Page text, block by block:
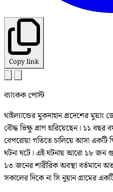
Copy link
ব্যাংকক পোস্ট
থাইল্যান্ডের মুকদাহান প্রদেশের
বৌদ্ধ ভিক্ষু প্রাণ হারিয়েছেন। ১১
বেপরোয়া গতিতে চালিয়ে আসা একটি
ঘটনা ঘটে। এই ঘটনায় আরো ১৮ জন
১৩ জনের শারীরিক অবস্থা বর্তমানে
সকালের দিকে না সি নুয়ান গ্রামের